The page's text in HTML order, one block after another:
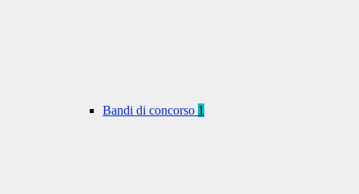
Bandi di concorso 1